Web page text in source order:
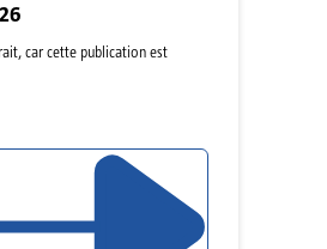
car cette publication est